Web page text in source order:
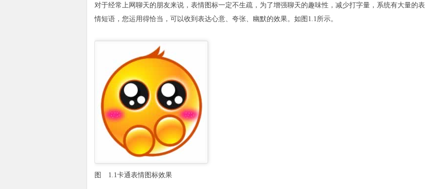
对于经常上网聊天的朋友来说，表情图标一定不生疏，为了增强聊天的趣味性，减少打字量，系统有大量的表
情短语，您运用得恰当，可以收到表达心意、夸张、幽默的效果。如图1.1所示。
图 1.1卡通表情图标效果